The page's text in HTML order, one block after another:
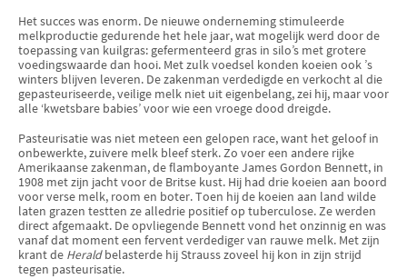
Het succes was enorm. De nieuwe onderneming stimuleerde
melkproductie gedurende het hele jaar, wat mogelijk werd door de
toepassing van kuilgras: gefermenteerd gras in silo’s met grotere
voedingswaarde dan hooi. Met zulk voedsel konden koeien ook ’s
winters blijven leveren. De zakenman verdedigde en verkocht al die
gepasteuriseerde, veilige melk niet uit eigenbelang, zei hij, maar voor
alle ‘kwetsbare babies’ voor wie een vroege dood dreigde.
Pasteurisatie was niet meteen een gelopen race, want het geloof in
onbewerkte, zuivere melk bleef sterk. Zo voer een andere rijke
Amerikaanse zakenman, de flamboyante James Gordon Bennett, in
1908 met zijn jacht voor de Britse kust. Hij had drie koeien aan boord
voor verse melk, room en boter. Toen hij de koeien aan land wilde
laten grazen testten ze alledrie positief op tuberculose. Ze werden
direct afgemaakt. De opvliegende Bennett vond het onzinnig en was
vanaf dat moment een fervent verdediger van rauwe melk. Met zijn
krant de Heraldbelasterde hij Strauss zoveel hij kon in zijn strijd
tegen pasteurisatie.